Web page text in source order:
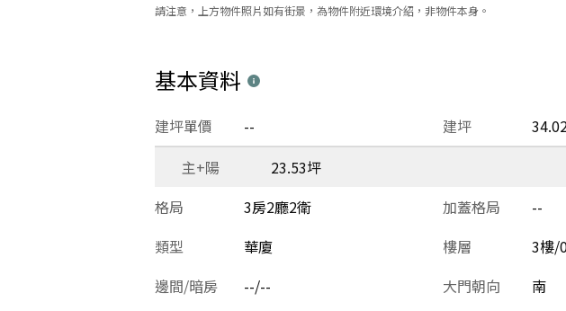
請注意，上方物件照片如有街景，為物件附近環境介紹，非物件本身。
基本資料
建坪
建坪單價 --
主+陽
23.53坪
格局
3房2廳2衛 加蓋格局 --
類型
華廈 樓層 3樓/
邊間/暗房 --/-- 大門朝向 南